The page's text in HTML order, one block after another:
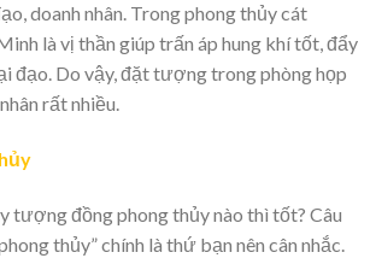
doanh nhân. Trong phong thủy cát
là vị thần giúp trấn áp hung khí tốt, đẩy
đạo. Do vậy, đặt tượng trong phòng họp
rất nhiều.
tượng đồng phong thủy nào thì tốt? Câu
thủy” chính là thứ bạn nên cân nhắc.